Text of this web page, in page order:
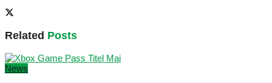
Related Posts
News